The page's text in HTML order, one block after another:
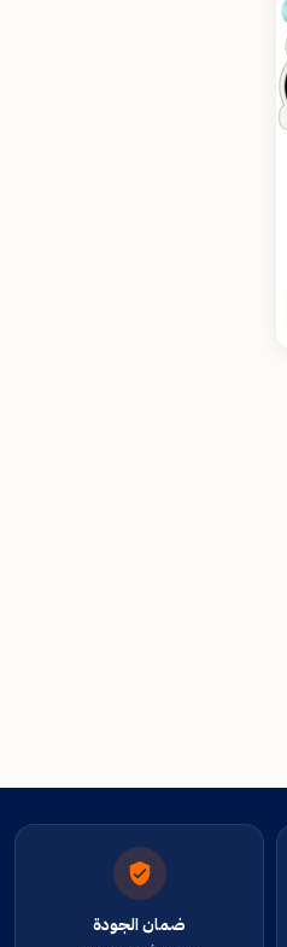
ضمان الجودة